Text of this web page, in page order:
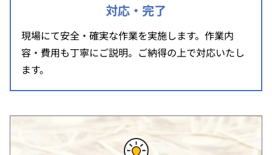
対応・完了
現場にて安全・確実な作業を実施します。作業内
容・費用も丁寧にご説明。ご納得の上で対応いたし
ます。